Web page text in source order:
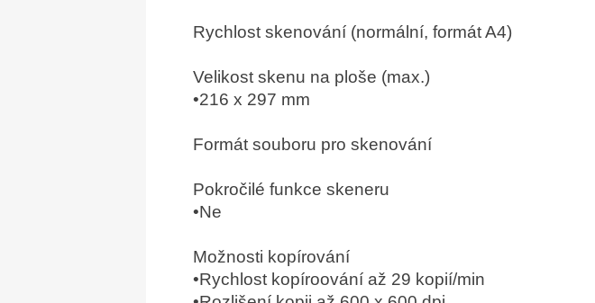
Rychlost skenování (normální, formát A4)
Velikost skenu na ploše (max.)
•216 x 297 mm
Formát souboru pro skenování
Pokročilé funkce skeneru
•Ne
Možnosti kopírování
•Rychlost kopíroování až 29 kopií/min